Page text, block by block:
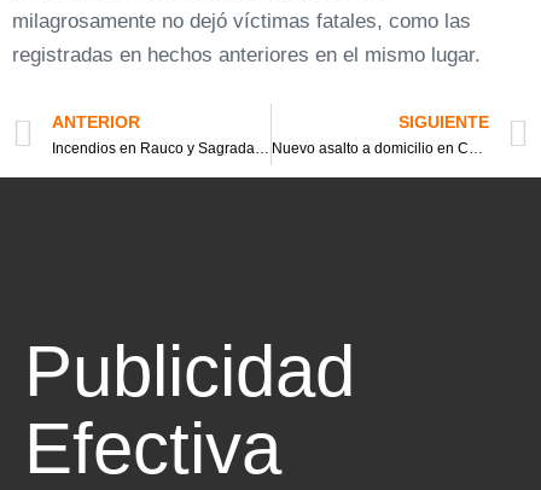
milagrosamente no dejó víctimas fatales, como las
registradas en hechos anteriores en el mismo lugar.
ANTERIOR SIGUIENTE
Publicidad
Efectiva